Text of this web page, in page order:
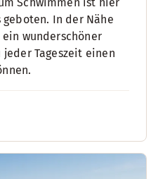
In der Nähe
wunderschöner
Tageszeit einen